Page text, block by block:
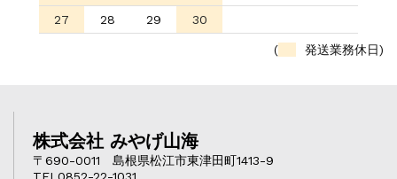
27
28 29 30
( 発送業務休日)
株式会社 みやげ山海
〒690-0011 島根県松江市東津田町1413-9